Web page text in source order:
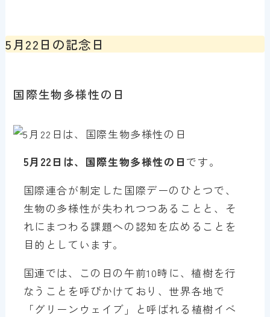
5月22日の記念日
国際生物多様性の日
5月22日は、国際生物多様性の日 です。
国際連合が制定した国際デーのひとつで、
生物の多様性が失われつつあることと、そ
れにまつわる課題への認知を広めることを
目的としています。
国連では、この日の午前10時に、植樹を行
なうことを呼びかけており、世界各地で
「グリーンウェイブ」と呼ばれる植樹イベ